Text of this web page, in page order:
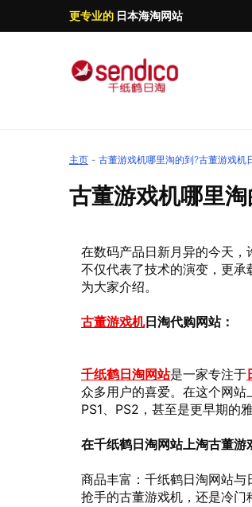
更专业的 日本海淘网站
主页 古董游戏机哪里淘的到?古董游戏机
古董游戏机哪里
在数码产品日新月异的今天
不仅代表了技术的演变，更
为大家介绍。
古董游戏机日淘代购网站：
千纸鹤日淘网站是一家专注于
众多用户的喜爱。在这个网
PS1、PS2，甚至是更早期的
在千纸鹤日淘网站上淘古董游
商品丰富：千纸鹤日淘网站
抢手的古董游戏机，还是冷门